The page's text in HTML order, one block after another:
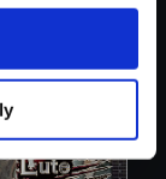
...